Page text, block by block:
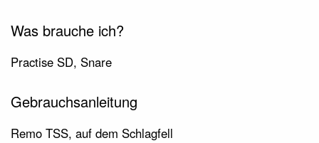
Was brauche ich?
Practise SD, Snare
Gebrauchsanleitung
Remo TSS, auf dem Schlagfell